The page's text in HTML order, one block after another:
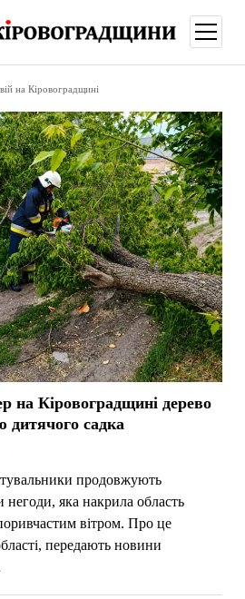
меню
на Кіровоградщині
на Кіровоградщині дерево
дитячого садка
продовжують
негоди, яка накрила область
вітром. Про це
передають новини